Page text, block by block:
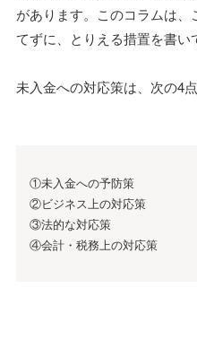
があります。このコラムは
てずに、とりえる措置を書い
未入金への対応策は、次の4
①未入金への予防策
②ビジネス上の対応策
③法的な対応策
④会計・税務上の対応策